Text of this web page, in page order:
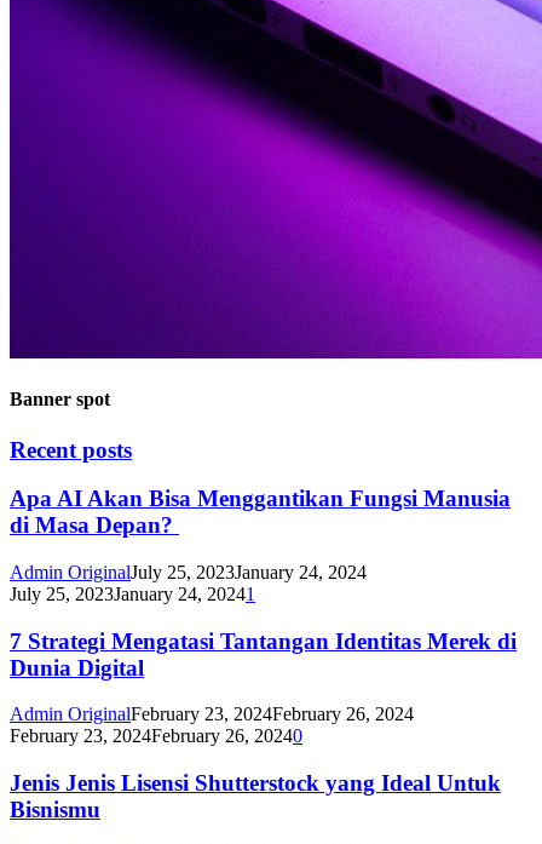
Banner spot
Recent posts
Apa AI Akan Bisa Menggantikan Fungsi Manusia
di Masa Depan?
Admin OriginalJuly 25, 2023January 24, 2024
July 25, 2023January 24, 20241
7 Strategi Mengatasi Tantangan Identitas Merek di
Dunia Digital
Admin OriginalFebruary 23, 2024February 26, 2024
February 23, 2024February 26, 20240
Jenis Jenis Lisensi Shutterstock yang Ideal Untuk
Bisnismu